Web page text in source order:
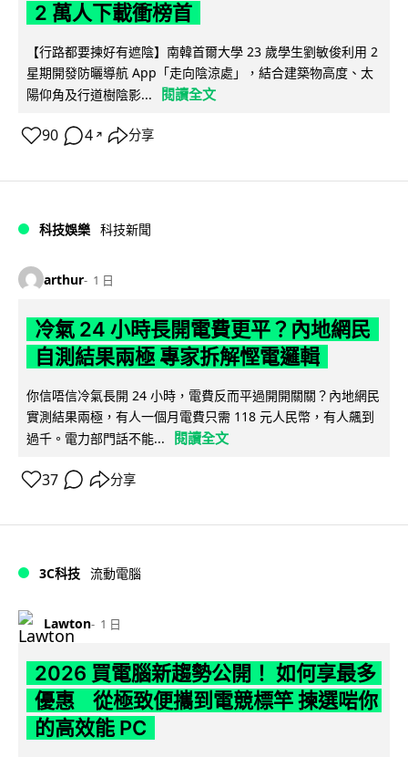
2 萬人下載衝榜首
【行路都要揀好有遮陰】南韓首爾大學 23 歲學生劉敏俊利用 2
星期開發防曬導航 App「走向陰涼處」，結合建築物高度、太
陽仰角及行道樹陰影...
閱讀全文
90 4 ↗ 分享
科技娛樂 科技新聞
arthur 1 日
冷氣 24 小時長開電費更平？內地網民
自測結果兩極 專家拆解慳電邏輯
你信唔信冷氣長開 24 小時，電費反而平過開開關關？內地網民
實測結果兩極，有人一個月電費只需 118 元人民幣，有人飆到
過千。電力部門話不能...
閱讀全文
37 分享
3C科技 流動電腦
Lawton 1 日
2026 買電腦新趨勢公開！ 如何享最多
優惠 從極致便攜到電競標竿 揀選啱你
的高效能 PC